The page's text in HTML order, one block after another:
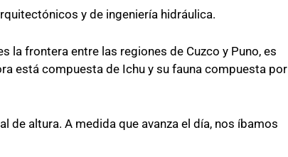
y de ingeniería hidráulica.
la frontera entre las regiones de Cuzco y Puno, es
está compuesta de Ichu y su fauna compuesta por
altura. A medida que avanza el día, nos íbamos